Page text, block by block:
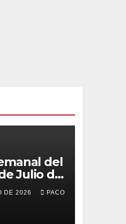
del
Julio de
DE 2026 PACO